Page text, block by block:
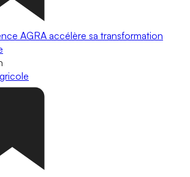
AGRA accélère sa transformation